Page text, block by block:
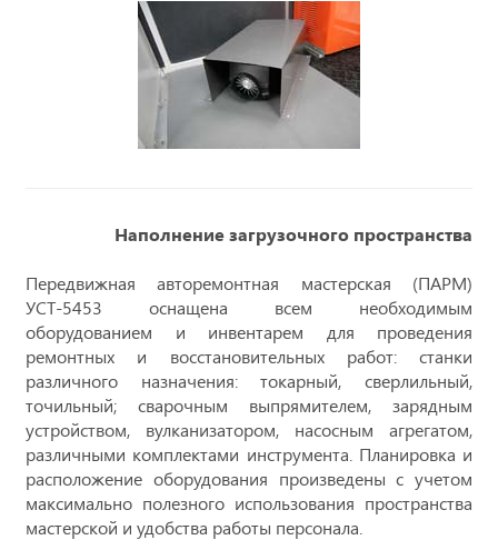
Наполнение загрузочного пространства
Передвижная авторемонтная мастерская (ПАРМ)
УСТ-5453 оснащена всем необходимым
оборудованием и инвентарем для проведения
ремонтных и восстановительных работ: станки
различного назначения: токарный, сверлильный,
точильный; сварочным выпрямителем, зарядным
устройством, вулканизатором, насосным агрегатом,
различными комплектами инструмента. Планировка и
расположение оборудования произведены с учетом
максимально полезного использования пространства
мастерской и удобства работы персонала.